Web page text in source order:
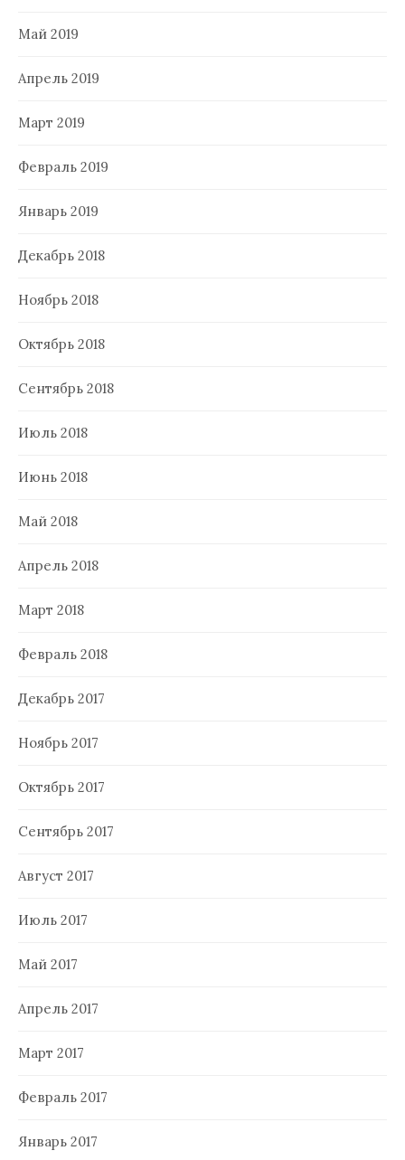
Май 2019
Апрель 2019
Март 2019
Февраль 2019
Январь 2019
Декабрь 2018
Ноябрь 2018
Октябрь 2018
Сентябрь 2018
Июль 2018
Июнь 2018
Май 2018
Апрель 2018
Март 2018
Февраль 2018
Декабрь 2017
Ноябрь 2017
Октябрь 2017
Сентябрь 2017
Август 2017
Июль 2017
Май 2017
Апрель 2017
Март 2017
Февраль 2017
Январь 2017